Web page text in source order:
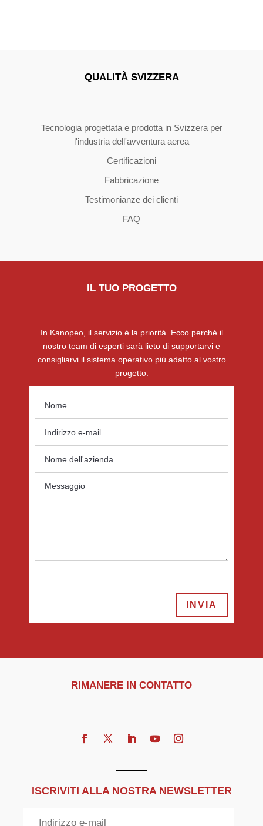
QUALITÀ SVIZZERA
Tecnologia progettata e prodotta in Svizzera per
l'industria dell'avventura aerea
Certificazioni
Fabbricazione
Testimonianze dei clienti
FAQ
IL TUO PROGETTO
In Kanopeo, il servizio è la priorità. Ecco perché il
nostro team di esperti sarà lieto di supportarvi e
consigliarvi il sistema operativo più adatto al vostro
progetto.
INVIA
RIMANERE IN CONTATTO
ISCRIVITI ALLA NOSTRA NEWSLETTER